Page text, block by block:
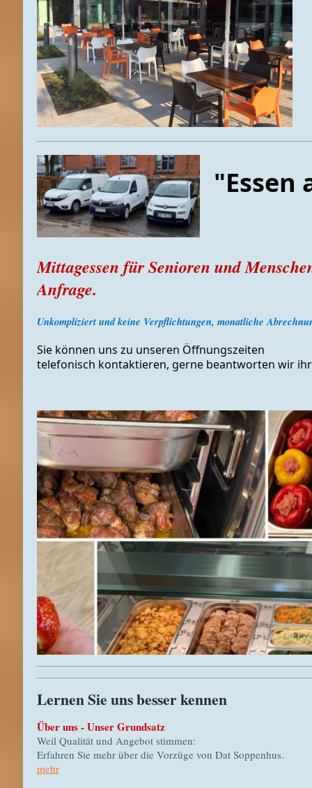
"Essen
Mittagessen für Senioren und
Anfrage.
Unkompliziert und keine Verpflichtungen, monatliche
Sie können uns zu unseren Öffnungszeiten
telefonisch kontaktieren, gerne beantworten wir
Lernen Sie uns besser kennen
Über uns - Unser Grundsatz
Weil Qualität und Angebot stimmen:
Erfahren Sie mehr über die Vorzüge von Dat Soppenhus.
mehr